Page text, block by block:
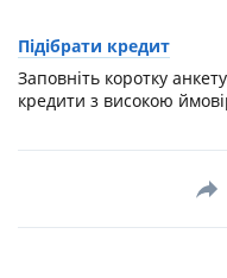
Підібрати кредит
Заповніть коротку
кредити з високою